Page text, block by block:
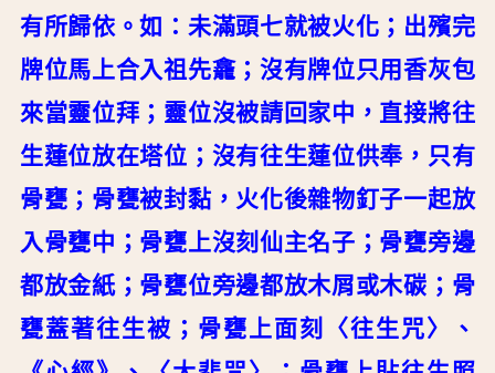
有所歸依。如：未滿頭七就被火化；出殯完
牌位馬上合入祖先龕；沒有牌位只用香灰包
來當靈位拜；靈位沒被請回家中，直接將往
生蓮位放在塔位；沒有往生蓮位供奉，只有
骨甕；骨甕被封黏，火化後雜物釘子一起放
入骨甕中；骨甕上沒刻仙主名子；骨甕旁邊
都放金紙；骨甕位旁邊都放木屑或木碳；骨
甕蓋著往生被；骨甕上面刻〈往生咒〉、